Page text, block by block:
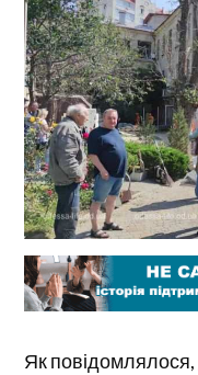
Як повідомлялося,